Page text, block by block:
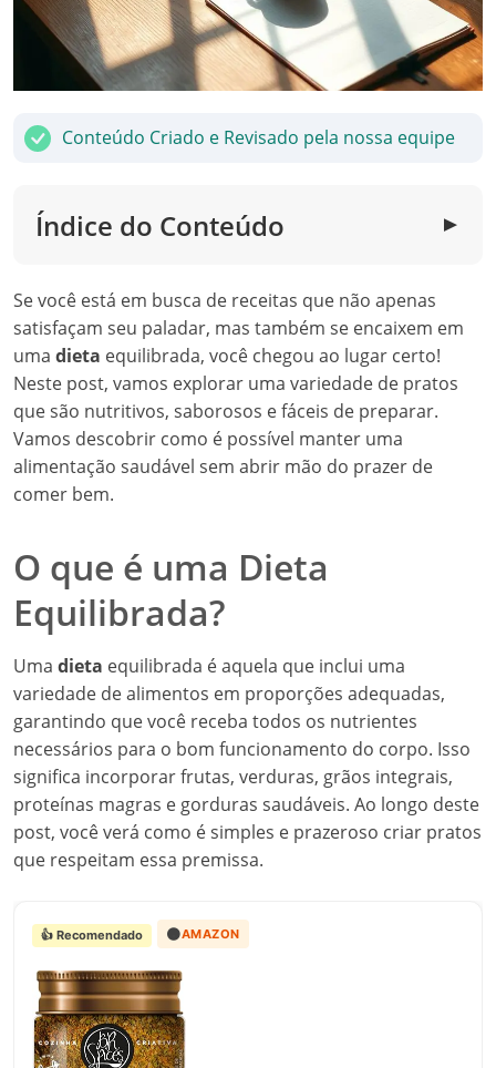
Conteúdo Criado e Revisado pela nossa equipe
Índice do Conteúdo ▼
Se você está em busca de receitas que não apenas
satisfaçam seu paladar, mas também se encaixem em
uma dieta equilibrada, você chegou ao lugar certo!
Neste post, vamos explorar uma variedade de pratos
que são nutritivos, saborosos e fáceis de preparar.
Vamos descobrir como é possível manter uma
alimentação saudável sem abrir mão do prazer de
comer bem.
O que é uma Dieta
Equilibrada?
Uma dieta equilibrada é aquela que inclui uma
variedade de alimentos em proporções adequadas,
garantindo que você receba todos os nutrientes
necessários para o bom funcionamento do corpo. Isso
significa incorporar frutas, verduras, grãos integrais,
proteínas magras e gorduras saudáveis. Ao longo deste
post, você verá como é simples e prazeroso criar pratos
que respeitam essa premissa.
👍 Recomendado 🟠AMAZON